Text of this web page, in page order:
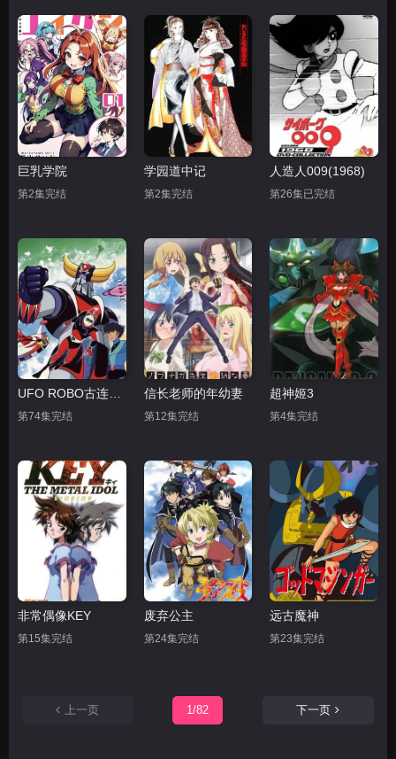
巨乳学院
第2集完结
学园道中记
第2集完结
人造人009(1968)
第26集已完结
第74集完结
信长老师的年幼妻
第12集完结
超神姬3
第4集完结
非常偶像KEY
第15集完结
废弃公主
第24集完结
远古魔神
第23集完结
上一页 1/82 下一页